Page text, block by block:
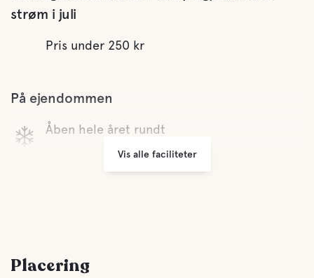
strøm i juli
Pris under 250 kr
På ejendommen
Åben hele året rundt
Vis alle faciliteter
Placering